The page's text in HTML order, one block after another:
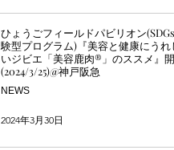
ひょうごフィールドパビリオン(SDGs
験型プログラム)『美容と健康にうれし
いジビエ「美容鹿肉®」のススメ』開
(2024/3/25)@神戸阪急
NEWS
2024年3月30日